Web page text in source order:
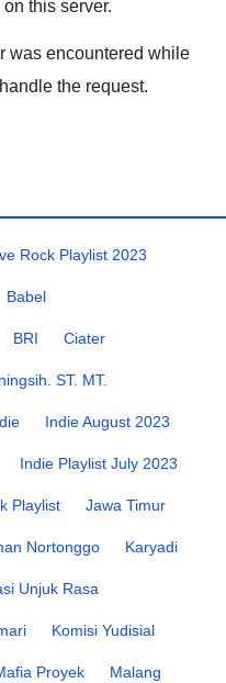
this server.
was encountered while
the request.
Rock Playlist 2023
Babel
BRI Ciater
ST. MT.
Indie August 2023
Indie Playlist July 2023
Playlist Jawa Timur
Nortonggo Karyadi
Unjuk Rasa
Komisi Yudisial
Proyek Malang